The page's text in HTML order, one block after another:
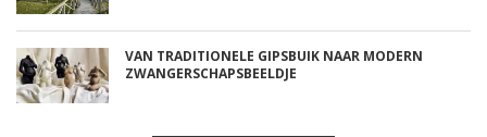
VAN TRADITIONELE GIPSBUIK NAAR MODERN
ZWANGERSCHAPSBEELDJE